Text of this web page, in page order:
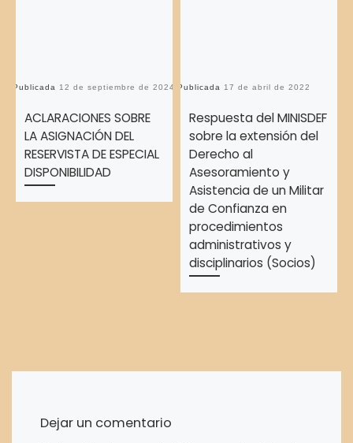
Publicada 12 de septiembre de 2024
ACLARACIONES SOBRE
LA ASIGNACIÓN DEL
RESERVISTA DE ESPECIAL
DISPONIBILIDAD
Publicada 17 de abril de 2022
Respuesta del MINISDEF
sobre la extensión del
Derecho al
Asesoramiento y
Asistencia de un Militar
de Confianza en
procedimientos
administrativos y
disciplinarios (Socios)
Dejar un comentario